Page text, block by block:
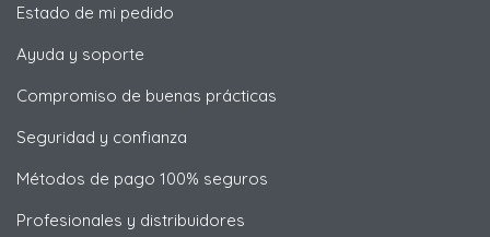
Estado de mi pedido
Ayuda y soporte
Compromiso de buenas prácticas
Seguridad y confianza
Métodos de pago 100% seguros
Profesionales y distribuidores